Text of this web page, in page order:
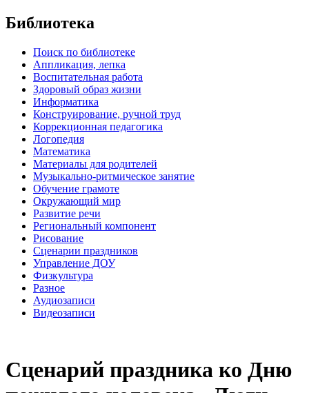
Библиотека
Поиск по библиотеке
Аппликация, лепка
Воспитательная работа
Здоровый образ жизни
Информатика
Конструирование, ручной труд
Коррекционная педагогика
Логопедия
Математика
Материалы для родителей
Музыкально-ритмическое занятие
Обучение грамоте
Окружающий мир
Развитие речи
Региональный компонент
Рисование
Сценарии праздников
Управление ДОУ
Физкультура
Разное
Аудиозаписи
Видеозаписи
Сценарий праздника ко Дню